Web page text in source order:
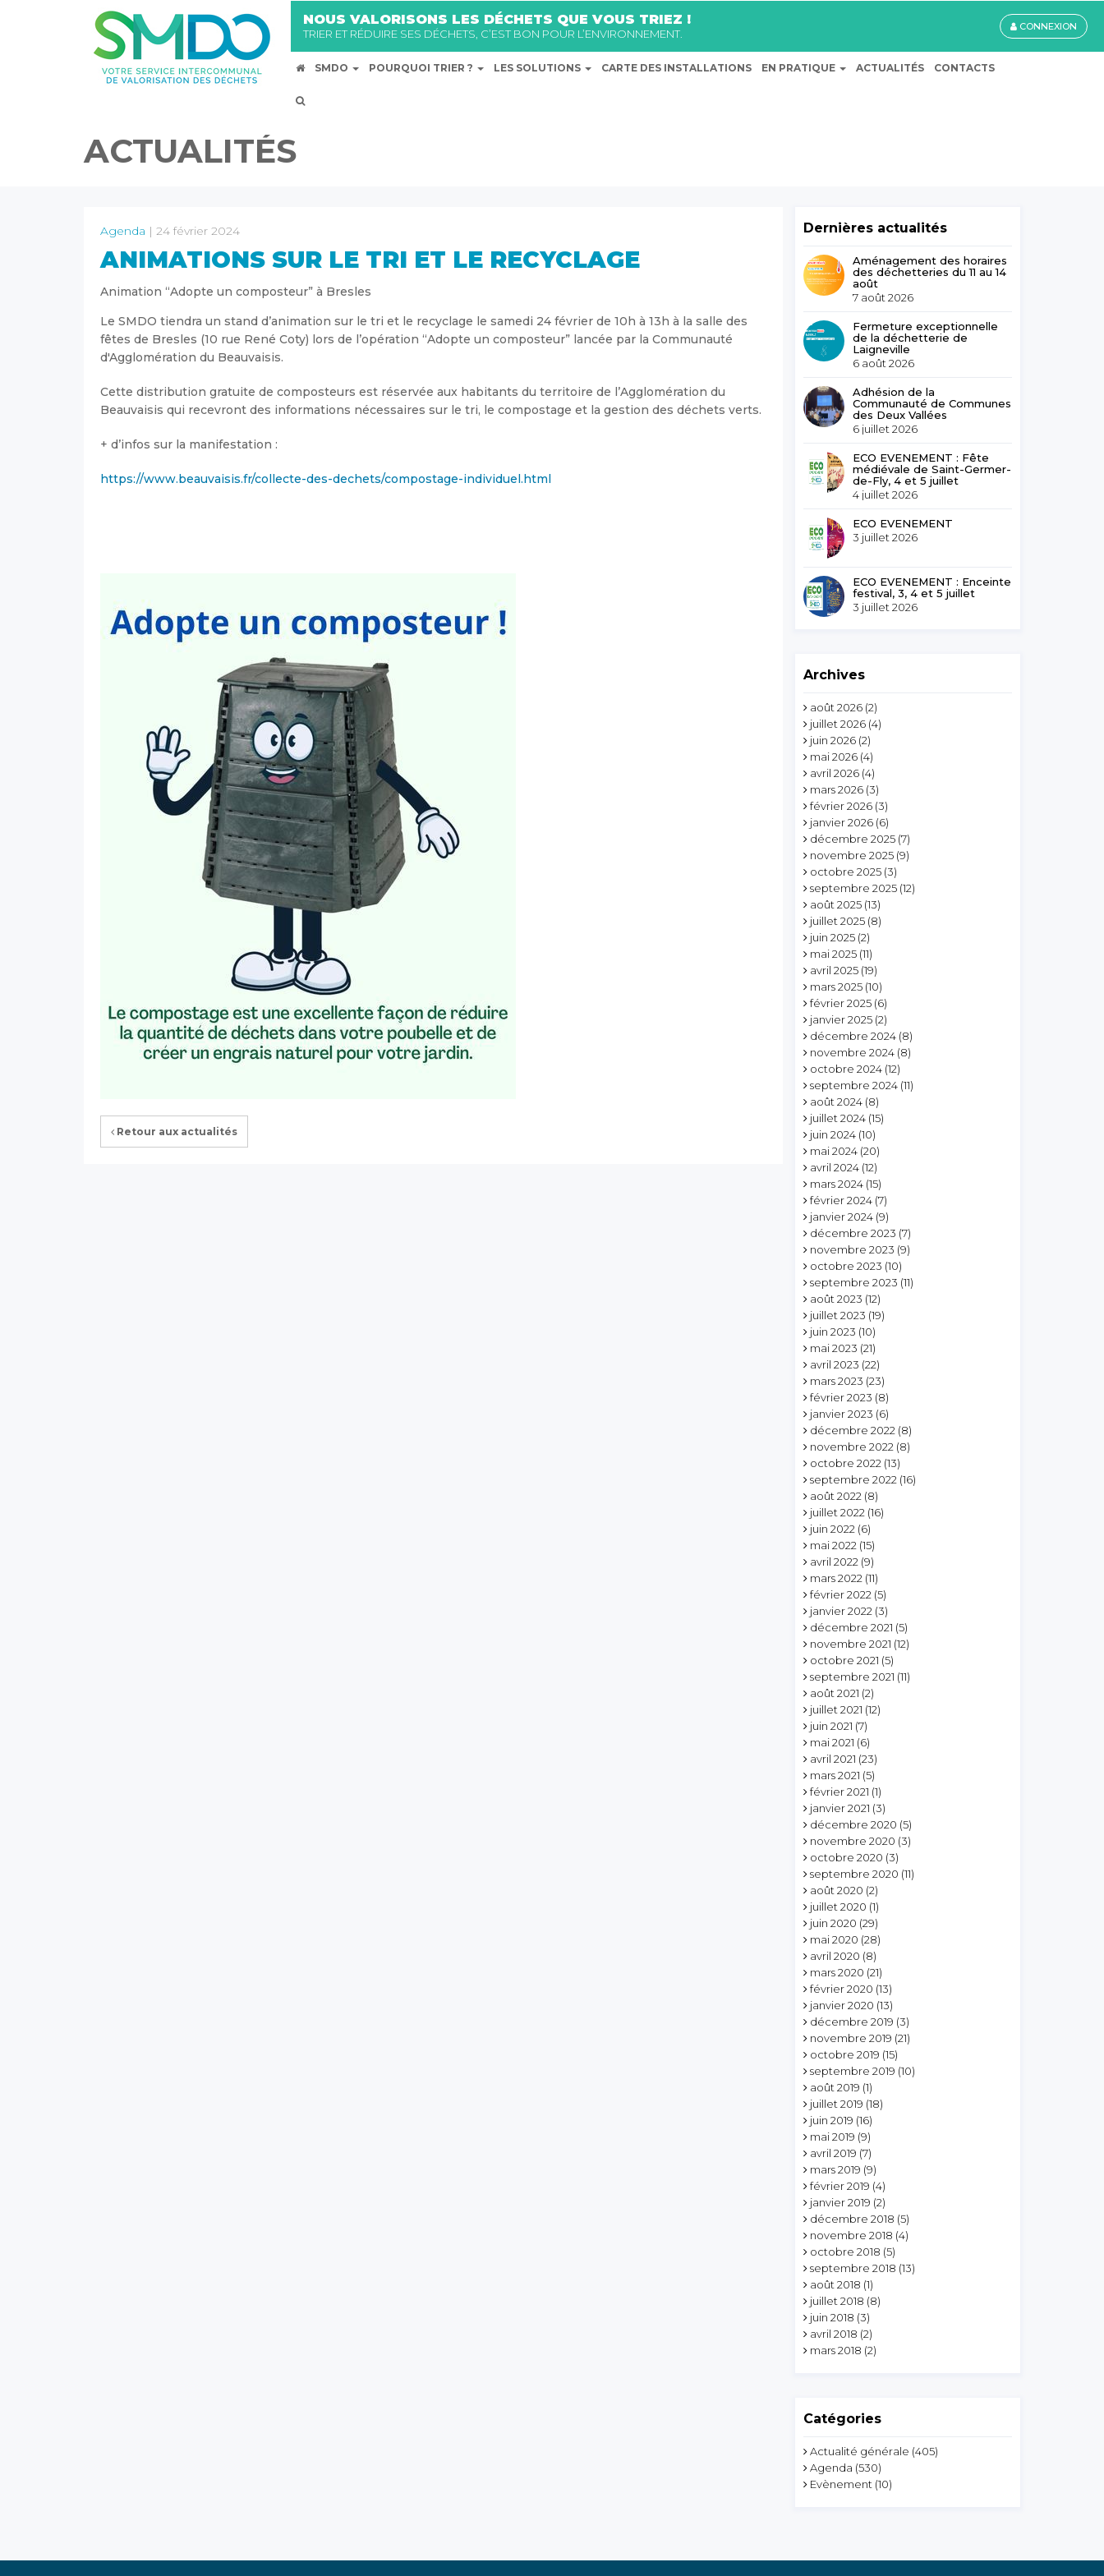
NOUS VALORISONS LES DÉCHETS QUE VOUS TRIEZ !
TRIER ET RÉDUIRE SES DÉCHETS, C’EST BON POUR L’ENVIRONNEMENT.
SMDO POURQUOI TRIER ? LES SOLUTIONS CARTE DES INSTALLATIONS EN PRATIQUE ACTUALITÉS CONTACTS
CONNEXION
ACTUALITÉS
Agenda | 24 février 2024
ANIMATIONS SUR LE TRI ET LE RECYCLAGE
Animation “Adopte un composteur” à Bresles
Le SMDO tiendra un stand d’animation sur le tri et le recyclage le samedi 24 février de 10h à 13h à la salle des
fêtes de Bresles (10 rue René Coty) lors de l’opération “Adopte un composteur” lancée par la Communauté
d'Agglomération du Beauvaisis.
Cette distribution gratuite de composteurs est réservée aux habitants du territoire de l’Agglomération du
Beauvaisis qui recevront des informations nécessaires sur le tri, le compostage et la gestion des déchets verts.
+ d’infos sur la manifestation :
https://www.beauvaisis.fr/collecte-des-dechets/compostage-individuel.html
Retour aux actualités
Dernières actualités
Aménagement des horaires
des déchetteries du 11 au 14
août
7 août 2026
Fermeture exceptionnelle
de la déchetterie de
Laigneville
6 août 2026
Adhésion de la
Communauté de Communes
des Deux Vallées
6 juillet 2026
ECO EVENEMENT : Fête
médiévale de Saint-Germer-
de-Fly, 4 et 5 juillet
4 juillet 2026
ECO EVENEMENT
3 juillet 2026
ECO EVENEMENT : Enceinte
festival, 3, 4 et 5 juillet
3 juillet 2026
Archives
août 2026 (2)
juillet 2026 (4)
juin 2026 (2)
mai 2026 (4)
avril 2026 (4)
mars 2026 (3)
février 2026 (3)
janvier 2026 (6)
décembre 2025 (7)
novembre 2025 (9)
octobre 2025 (3)
septembre 2025 (12)
août 2025 (13)
juillet 2025 (8)
juin 2025 (2)
mai 2025 (11)
avril 2025 (19)
mars 2025 (10)
février 2025 (6)
janvier 2025 (2)
décembre 2024 (8)
novembre 2024 (8)
octobre 2024 (12)
septembre 2024 (11)
août 2024 (8)
juillet 2024 (15)
juin 2024 (10)
mai 2024 (20)
avril 2024 (12)
mars 2024 (15)
février 2024 (7)
janvier 2024 (9)
décembre 2023 (7)
novembre 2023 (9)
octobre 2023 (10)
septembre 2023 (11)
août 2023 (12)
juillet 2023 (19)
juin 2023 (10)
mai 2023 (21)
avril 2023 (22)
mars 2023 (23)
février 2023 (8)
janvier 2023 (6)
décembre 2022 (8)
novembre 2022 (8)
octobre 2022 (13)
septembre 2022 (16)
août 2022 (8)
juillet 2022 (16)
juin 2022 (6)
mai 2022 (15)
avril 2022 (9)
mars 2022 (11)
février 2022 (5)
janvier 2022 (3)
décembre 2021 (5)
novembre 2021 (12)
octobre 2021 (5)
septembre 2021 (11)
août 2021 (2)
juillet 2021 (12)
juin 2021 (7)
mai 2021 (6)
avril 2021 (23)
mars 2021 (5)
février 2021 (1)
janvier 2021 (3)
décembre 2020 (5)
novembre 2020 (3)
octobre 2020 (3)
septembre 2020 (11)
août 2020 (2)
juillet 2020 (1)
juin 2020 (29)
mai 2020 (28)
avril 2020 (8)
mars 2020 (21)
février 2020 (13)
janvier 2020 (13)
décembre 2019 (3)
novembre 2019 (21)
octobre 2019 (15)
septembre 2019 (10)
août 2019 (1)
juillet 2019 (18)
juin 2019 (16)
mai 2019 (9)
avril 2019 (7)
mars 2019 (9)
février 2019 (4)
janvier 2019 (2)
décembre 2018 (5)
novembre 2018 (4)
octobre 2018 (5)
septembre 2018 (13)
août 2018 (1)
juillet 2018 (8)
juin 2018 (3)
avril 2018 (2)
mars 2018 (2)
Catégories
Actualité générale (405)
Agenda (530)
Evènement (10)